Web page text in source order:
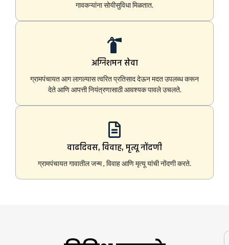
गावकऱ्यांना सोयीसुविधा मिळतात.
अग्निशमन सेवा
ग्रामपंचायत आग लागल्यास त्वरित प्रतिसाद देऊन मदत उपलब्ध करून
देते आणि आपत्ती नियंत्रणासाठी आवश्यक पावले उचलते.
वाढदिवस, विवाह, मृत्यू नोंदणी
ग्रामपंचायत गावातील जन्म , विवाह आणि मृत्यू यांची नोंदणी करते.